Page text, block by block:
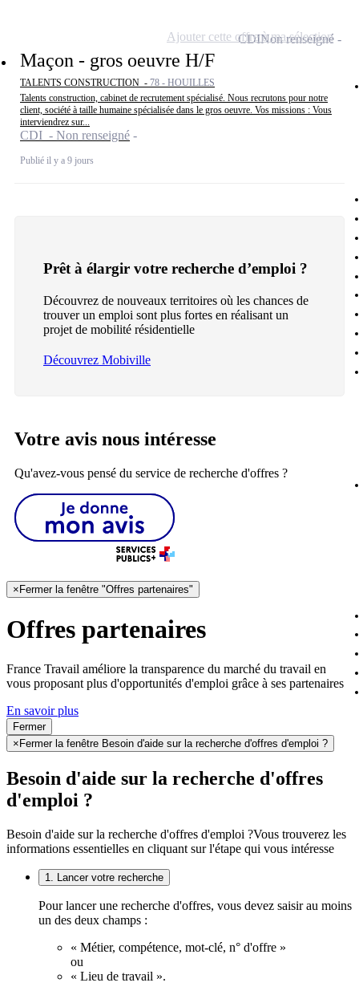
Maçon - gros oeuvre H/F
TALENTS CONSTRUCTION - 78 - HOUILLES
Talents construction, cabinet de recrutement spécialisé. Nous recrutons pour notre
client, société à taille humaine spécialisée dans le gros oeuvre. Vos missions : Vous
interviendrez sur...
CDI - Non renseigné
Publié il y a 9 jours
CDINon renseigné
Ajouter cette offre à ma sélection
Prêt à élargir votre recherche d’emploi ?
Découvrez de nouveaux territoires où les chances de
trouver un emploi sont plus fortes en réalisant un
projet de mobilité résidentielle
Découvrez Mobiville
Votre avis nous intéresse
Qu'avez-vous pensé du service de recherche d'offres ?
× Fermer la fenêtre "Offres partenaires"
Offres partenaires
France Travail améliore la transparence du marché du travail en
vous proposant plus d'opportunités d'emploi grâce à ses partenaires
En savoir plus
Fermer
× Fermer la fenêtre Besoin d'aide sur la recherche d'offres d'emploi ?
Besoin d'aide sur la recherche d'offres
d'emploi ?
Besoin d'aide sur la recherche d'offres d'emploi ?Vous trouverez les
informations essentielles en cliquant sur l'étape qui vous intéresse
1. Lancer votre recherche
Pour lancer une recherche d'offres, vous devez saisir au moins
un des deux champs :
« Métier, compétence, mot-clé, n° d'offre »
ou
« Lieu de travail ».